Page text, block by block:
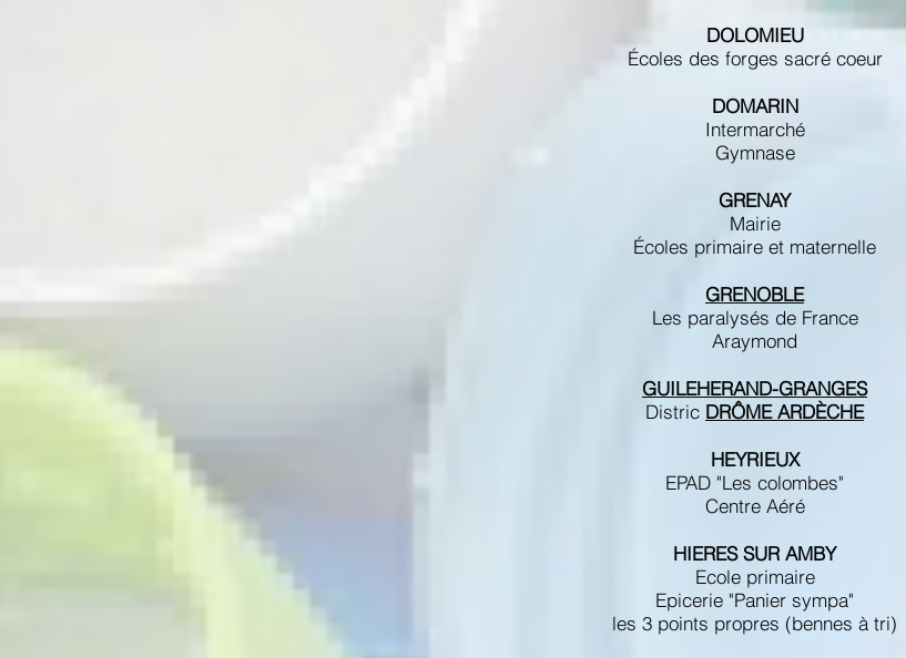
DOLOMIEU
Écoles des forges sacré coeur
DOMARIN
Intermarché
Gymnase
GRENAY
Mairie
Écoles primaire et maternelle
GRENOBLE
Les paralysés de France
Araymond
GUILEHERAND-GRANGES
Distric DRÔME ARDÈCHE
HEYRIEUX
EPAD "Les colombes"
Centre Aéré
HIERES SUR AMBY
Ecole primaire
Epicerie "Panier sympa"
les 3 points propres (bennes à tri)